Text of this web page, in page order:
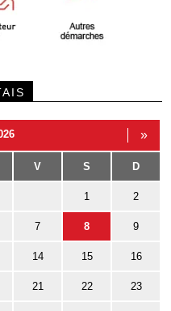
»
V S D
1 2
7 8 9
14 15 16
21 22 23